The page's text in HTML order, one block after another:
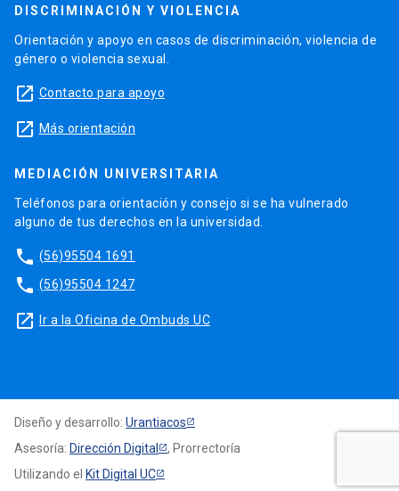
DISCRIMINACIÓN Y VIOLENCIA
Orientación y apoyo en casos de discriminación, violencia de
género o violencia sexual.
launch Contacto para apoyo
launch Más orientación
MEDIACIÓN UNIVERSITARIA
Teléfonos para orientación y consejo si se ha vulnerado
alguno de tus derechos en la universidad.
phone (56)95504 1691
phone (56)95504 1247
launch Ir a la Oficina de Ombuds UC
Diseño y desarrollo: Urantiacos
Asesoría: Dirección Digital
, Prorrectoría
Utilizando el Kit Digital UC